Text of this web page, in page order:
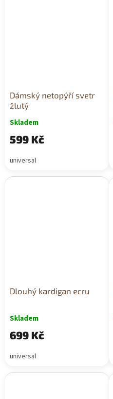
Dámský netopýří svetr
žlutý
Skladem
599 Kč
universal
Dlouhý kardigan ecru
Skladem
699 Kč
universal